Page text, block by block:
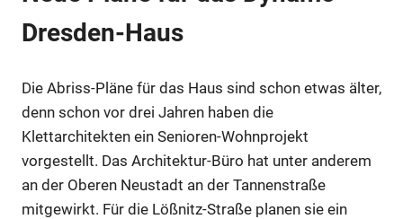
Dresden-Haus
Die Abriss-Pläne für das Haus sind schon etwas älter,
denn schon vor drei Jahren haben die
Klettarchitekten ein Senioren-Wohnprojekt
vorgestellt. Das Architektur-Büro hat unter anderem
an der Oberen Neustadt an der Tannenstraße
mitgewirkt. Für die Lößnitz-Straße planen sie ein